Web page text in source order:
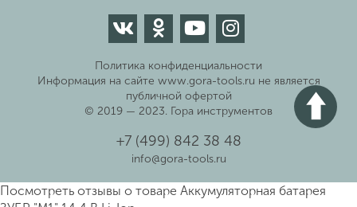
Политика конфиденциальности
Информация на сайте www.gora-tools.ru не является
публичной офертой
© 2019 — 2023. Гора инструментов
+7 (499) 842 38 48
info@gora-tools.ru
Посмотреть отзывы о товаре Аккумуляторная батарея